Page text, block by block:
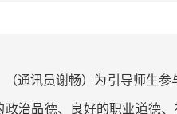
（通讯员谢畅）为引导师生
政治品德、良好的职业道德